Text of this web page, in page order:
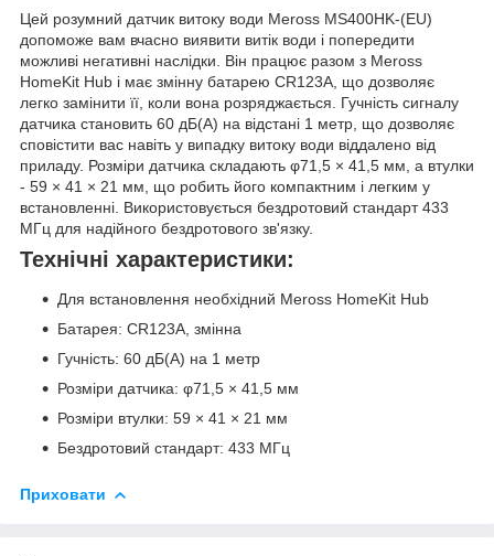
Цей розумний датчик витоку води Meross MS400HK-(EU)
допоможе вам вчасно виявити витік води і попередити
можливі негативні наслідки. Він працює разом з Meross
HomeKit Hub і має змінну батарею CR123A, що дозволяє
легко замінити її, коли вона розряджається. Гучність сигналу
датчика становить 60 дБ(A) на відстані 1 метр, що дозволяє
сповістити вас навіть у випадку витоку води віддалено від
приладу. Розміри датчика складають φ71,5 × 41,5 мм, а втулки
- 59 × 41 × 21 мм, що робить його компактним і легким у
встановленні. Використовується бездротовий стандарт 433
МГц для надійного бездротового зв'язку.
Технічні характеристики:
Для встановлення необхідний Meross HomeKit Hub
Батарея: CR123A, змінна
Гучність: 60 дБ(A) на 1 метр
Розміри датчика: φ71,5 × 41,5 мм
Розміри втулки: 59 × 41 × 21 мм
Бездротовий стандарт: 433 МГц
Приховати